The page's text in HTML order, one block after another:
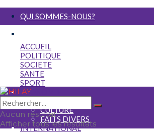
QUI SOMMES-NOUS?
ACCUEIL
POLITIQUE
SOCIETE
SANTE
SPORT
ECONOMIE
MEDIA
CULTURE
FAITS DIVERS
INTERNATIONAL
Aucun résultat
Afficher tous les résultats